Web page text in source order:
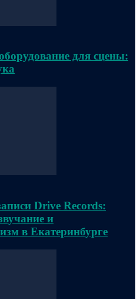
для сцены:
Drive Records:
и
в Екатеринбурге